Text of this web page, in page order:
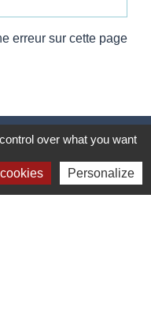
erreur sur cette page
FRANCE
over what you want
Personalize